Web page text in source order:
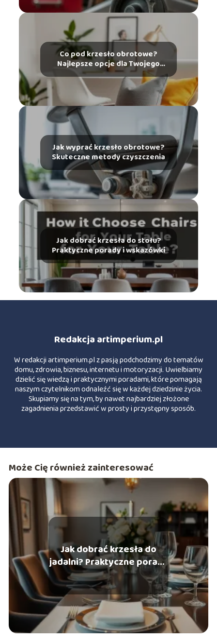
Co pod krzesło obrotowe?
Najlepsze opcje dla Twojego
wnętrza
Jak wyprać krzesło obrotowe?
Skuteczne metody czyszczenia
Jak dobrać krzesła do stołu?
Praktyczne porady i wskazówki
Redakcja artimperium.pl
W redakcji artimperium.pl z pasją podchodzimy do tematów
domu, zdrowia, biznesu, internetu i motoryzacji. Uwielbiamy
dzielić się wiedzą i praktycznymi poradami, które pomagają
naszym czytelnikom odnaleźć się w każdej dziedzinie życia.
Skupiamy się na tym, by nawet najbardziej złożone
zagadnienia przedstawić w prosty i przystępny sposób.
Może Cię również zainteresować
Jak dobrać krzesła do
jadalni? Praktyczne porady
i inspiracje